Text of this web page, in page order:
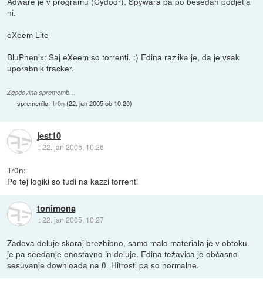
ni.
eXeem Lite
BluPhenix: Saj eXeem so torrenti. :) Edina razlika je, da je vsak
uporabnik tracker.
Zgodovina sprememb…
spremenilo:Tr0n(22. jan 2005 ob 10:20)
jest10
::22. jan 2005, 10:26
Tr0n:
Po tej logiki so tudi na kazzi torrenti
tonimona
::22. jan 2005, 10:27
Zadeva deluje skoraj brezhibno, samo malo materiala je v obtoku.
je pa seedanje enostavno in deluje. Edina težavica je občasno
sesuvanje downloada na 0. Hitrosti pa so normalne.